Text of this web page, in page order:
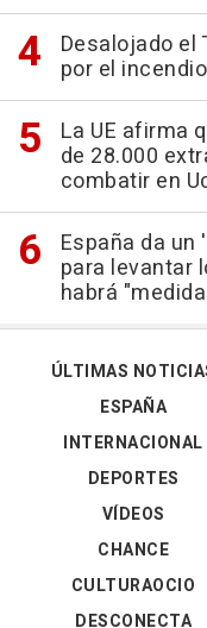
Desalojado el
por el
La UE afirma
de 28.000
combatir en
España da
para levantar
habrá
ÚLTIMAS
ESPAÑA
INTERNACIONAL
DEPORTES
VÍDEOS
CHANCE
CULTURAOCIO
DESCONECTA